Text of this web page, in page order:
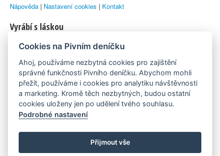
Nápověda | Nastavení cookies | Kontakt
Vyrábí s láskou
© 2010–2026 byLukáš Zemanaka Emka
Máme rádi
Pivní.info
Poznámka pod čarou
Pivní deníček je nezávislý zdroj, který není spjat s žádným
Cookies na Pivním deníčku
Ahoj, používáme nezbytná cookies pro zajištění
správné funkčnosti Pivního deníčku. Abychom mohli
přežít, používáme i cookies pro analytiku návštěvnosti
a marketing. Kromě těch nezbytných, budou ostatní
cookies uloženy jen po udělení tvého souhlasu.
Podrobné nastavení
Přijmout vše